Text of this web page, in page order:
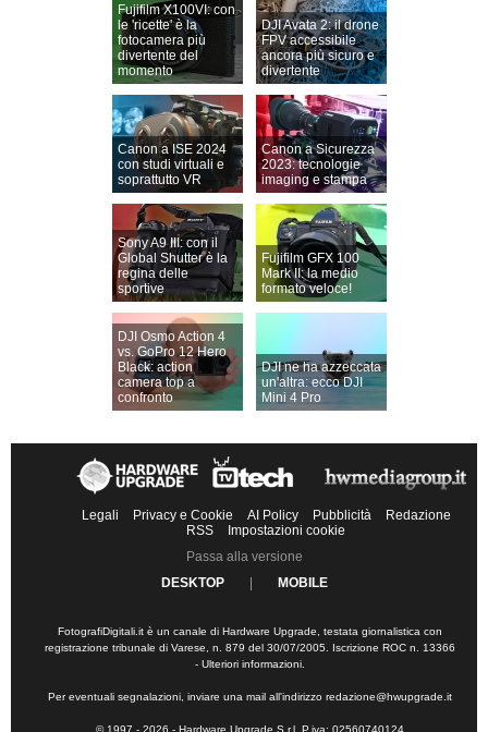
Fujifilm X100VI: con
le 'ricette' è la
fotocamera più
divertente del
momento
DJI Avata 2: il drone
FPV accessibile
ancora più sicuro e
divertente
Canon a ISE 2024
con studi virtuali e
soprattutto VR
Canon a Sicurezza
2023: tecnologie
imaging e stampa
Sony A9 III: con il
Global Shutter è la
regina delle
sportive
Fujifilm GFX 100
Mark II: la medio
formato veloce!
DJI Osmo Action 4
vs. GoPro 12 Hero
Black: action
camera top a
confronto
DJI ne ha azzeccata
un'altra: ecco DJI
Mini 4 Pro
Legali Privacy e Cookie AI Policy Pubblicità
Redazione
RSS
Impostazioni cookie
Passa alla versione
DESKTOP
| MOBILE
FotografiDigitali.it è un canale di Hardware Upgrade, testata giornalistica con
registrazione tribunale di Varese, n. 879 del 30/07/2005. Iscrizione ROC n. 13366
- Ulteriori informazioni.
Per eventuali segnalazioni, inviare una mail all'indirizzo redazione@hwupgrade.it
© 1997 - 2026 - Hardware Upgrade S.r.l. P.iva: 02560740124